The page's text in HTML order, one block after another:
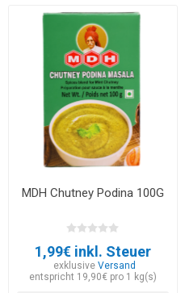
MDH Chutney Podina 100G
1,99€ inkl. Steuer
exklusiveVersand
entspricht 19,90€ pro 1 kg(s)